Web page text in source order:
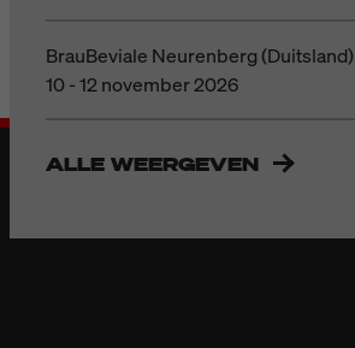
BrauBeviale Neurenberg (Duitsland)
10 - 12 november 2026
ALLE WEERGEVEN